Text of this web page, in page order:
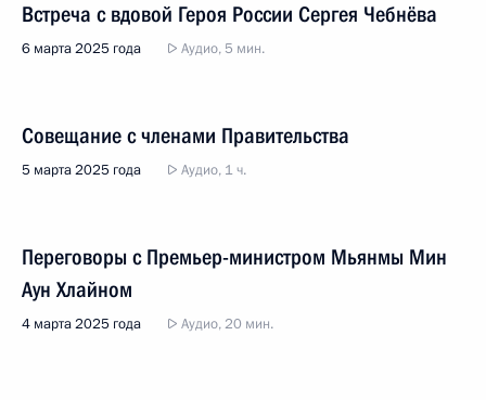
Встреча с вдовой Героя России Сергея Чебнёва
6 марта 2025 года Аудио, 5 мин.
Совещание с членами Правительства
5 марта 2025 года Аудио, 1 ч.
Переговоры с Премьер-министром Мьянмы Мин
Аун Хлайном
4 марта 2025 года Аудио, 20 мин.